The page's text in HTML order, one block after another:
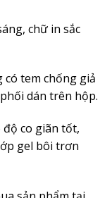
chữ in sắc
tem chống giả
dán trên hộp.
độ co giãn tốt,
gel bôi trơn